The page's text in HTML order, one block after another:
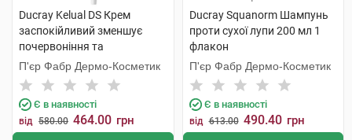
Ducray Kelual DS Крем
заспокійливий зменшує
почервоніння та
подразнення, усуває
лущення шкіри 40 мл 1 туба
П'єр Фабр Дермо-Косметик
Є в наявності
від 580.00 464.00 грн
Ducray Squanorm Шампунь
проти сухої лупи 200 мл 1
флакон
П'єр Фабр Дермо-Косметик
Є в наявності
від 613.00 490.40 грн